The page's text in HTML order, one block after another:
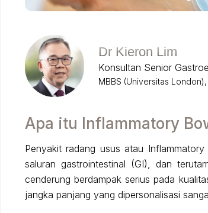
Dr Kieron Lim
Konsultan Senior
MBBS (Universitas
Apa itu Inflammatory
Penyakit radang usus atau
saluran gastrointestinal (GI), dan
cenderung berdampak serius pada
jangka panjang yang dipersonalisasi